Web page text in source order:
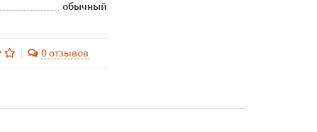
обычный
0 отзывов